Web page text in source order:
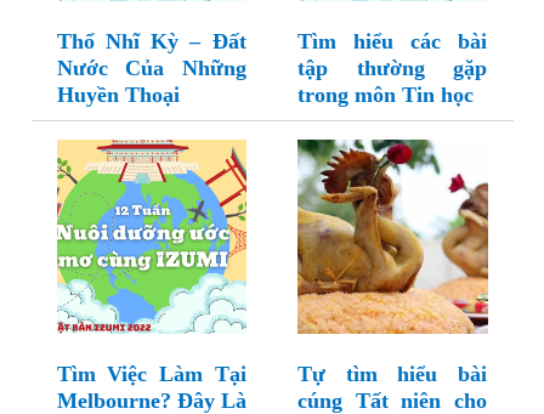
Thổ Nhĩ Kỳ – Đất
Nước Của Những
Huyền Thoại
Tìm hiểu các bài
tập thường gặp
trong môn Tin học
Tìm Việc Làm Tại
Melbourne? Đây Là
Tự tìm hiểu bài
cúng Tất niên cho